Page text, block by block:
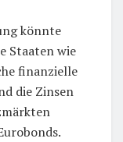
könnte
Staaten wie
finanzielle
die Zinsen